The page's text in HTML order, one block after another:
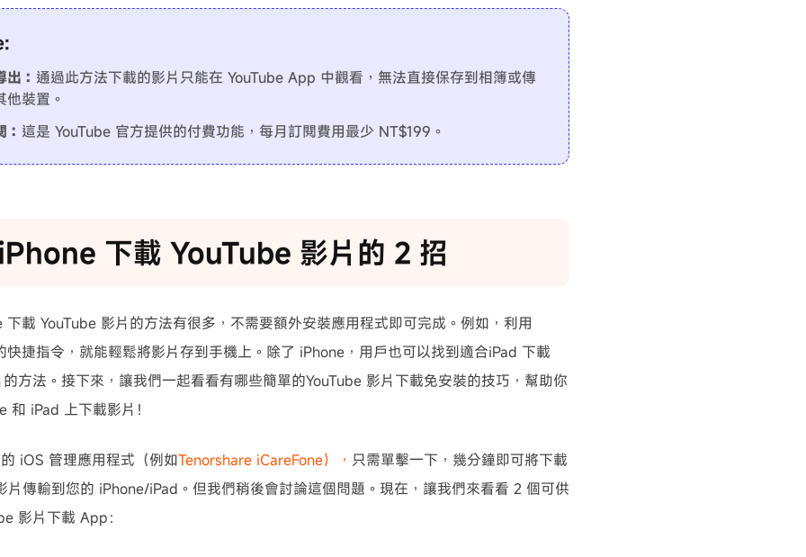
出： 通過此方法下載的影片只能在 YouTube App 中觀看，無法直接保存到相簿或傳
他裝置。
這是 YouTube 官方提供的付費功能，每月訂閱費用最少 NT$199。
下載 YouTube 影片的 2 招
下載 YouTube 影片的方法有很多，不需要額外安裝應用程式即可完成。例如，利用
快捷指令，就能輕鬆將影片存到手機上。除了 iPhone，用戶也可以找到適合iPad 下載
方法。接下來，讓我們一起看看有哪些簡單的YouTube 影片下載免安裝的技巧，幫助你
和 iPad 上下載影片！
iOS 管理應用程式（例如Tenorshare iCareFone）， 只需單擊一下，幾分鐘即可將下載
片傳輸到您的 iPhone/iPad。但我們稍後會討論這個問題。現在，讓我們來看看 2 個可供
影片下載 App：